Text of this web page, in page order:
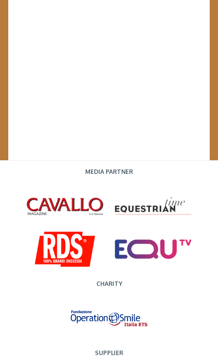
MEDIA PARTNER
CHARITY
SUPPLIER